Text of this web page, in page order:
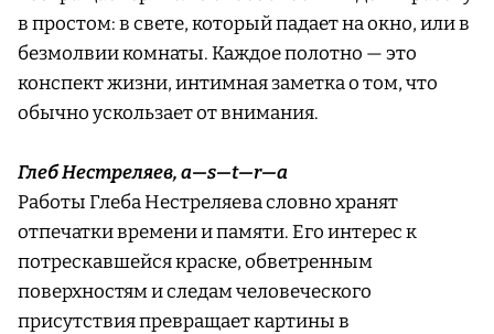
в простом: в свете, который падает на окно, или в
безмолвии комнаты. Каждое полотно — это
конспект жизни, интимная заметка о том, что
обычно ускользает от внимания.
Глеб Нестреляев, a—s—t—r—a
Работы Глеба Нестреляева словно хранят
отпечатки времени и памяти. Его интерес к
потрескавшейся краске, обветренным
поверхностям и следам человеческого
присутствия превращает картины в